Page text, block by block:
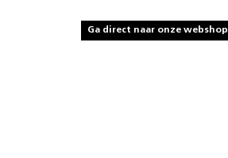
Ga direct naar onze